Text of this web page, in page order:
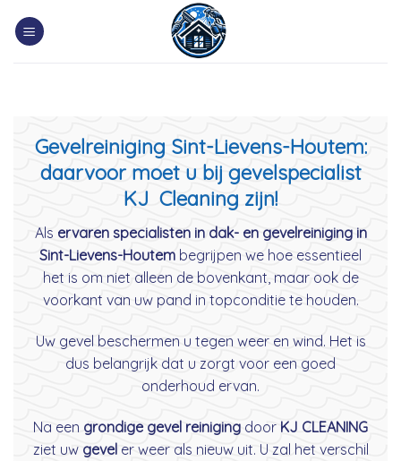
Gevelreiniging Sint-Lievens-Houtem:
daarvoor moet u bij gevelspecialist
KJ Cleaning zijn!
Als ervaren specialisten in dak- en gevelreiniging in
Sint-Lievens-Houtem begrijpen we hoe essentieel
het is om niet alleen de bovenkant, maar ook de
voorkant van uw pand in topconditie te houden.
Uw gevel beschermen u tegen weer en wind. Het is
dus belangrijk dat u zorgt voor een goed
onderhoud ervan.
Na een grondige gevel reiniging door KJ CLEANING
ziet uw geveler weer als nieuw uit. U zal het verschil